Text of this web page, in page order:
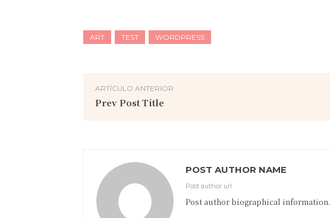
ART TEST WORDPRESS
ARTÍCULO ANTERIOR
Prev Post Title
POST AUTHOR NAME
Post author url
Post author biographical information.